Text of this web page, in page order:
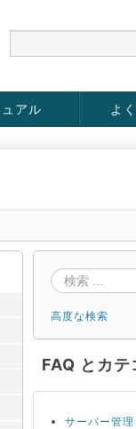
アル よ
高度な検索
FAQ とカテ
サーバー管理